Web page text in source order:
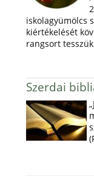
iskolagyümölcs
kiértékelését
rangsort
Szerdai